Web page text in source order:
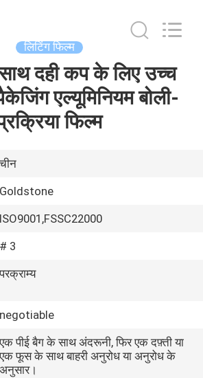
लिटिंग फिल्म
दही कप के लिए उच्च
एल्यूमिनियम बोली-
फिल्म
चीन
Goldstone
ISO9001,FSSC22000
# 3
परक्राम्य
negotiable
एक पीई बैग के साथ अंदरूनी, फिर एक दफ़्ती या
एक फूस के साथ बाहरी अनुरोध या अनुरोध के
अनुसार।